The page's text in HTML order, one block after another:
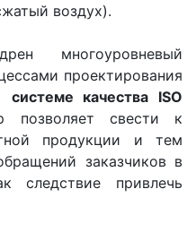
воздух).
многоуровневый
проектирования
системе качества ISO
позволяет свести к
продукции и тем
заказчиков в
следствие привлечь